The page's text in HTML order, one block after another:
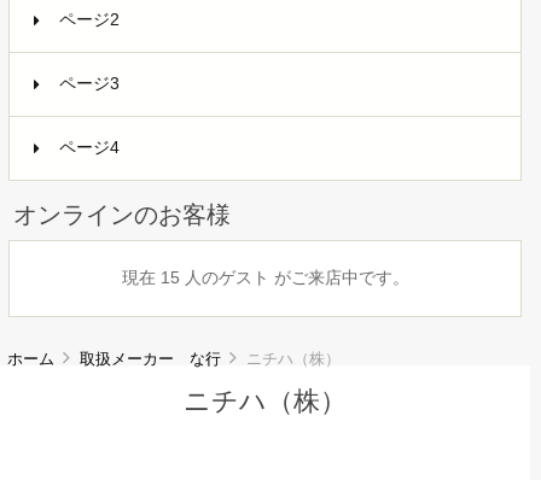
ページ2
ページ3
ページ4
オンラインのお客様
現在 15 人のゲスト がご来店中です。
ホーム 取扱メーカー な行 ニチハ（株）
ニチハ（株）